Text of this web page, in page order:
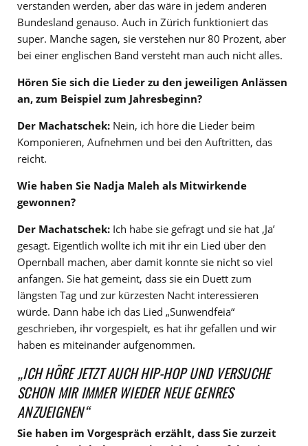
verstanden werden, aber das wäre in jedem anderen
Bundesland genauso. Auch in Zürich funktioniert das
super. Manche sagen, sie verstehen nur 80 Prozent, aber
bei einer englischen Band versteht man auch nicht alles.
Hören Sie sich die Lieder zu den jeweiligen Anlässen
an, zum Beispiel zum Jahresbeginn?
Der Machatschek: Nein, ich höre die Lieder beim
Komponieren, Aufnehmen und bei den Auftritten, das
reicht.
Wie haben Sie Nadja Maleh als Mitwirkende
gewonnen?
Der Machatschek: Ich habe sie gefragt und sie hat ‚Ja’
gesagt. Eigentlich wollte ich mit ihr ein Lied über den
Opernball machen, aber damit konnte sie nicht so viel
anfangen. Sie hat gemeint, dass sie ein Duett zum
längsten Tag und zur kürzesten Nacht interessieren
würde. Dann habe ich das Lied „Sunwendfeia“
geschrieben, ihr vorgespielt, es hat ihr gefallen und wir
haben es miteinander aufgenommen.
„ICH HÖRE JETZT AUCH HIP-HOP UND VERSUCHE
SCHON MIR IMMER WIEDER NEUE GENRES
ANZUEIGNEN“
Sie haben im Vorgespräch erzählt, dass Sie zurzeit